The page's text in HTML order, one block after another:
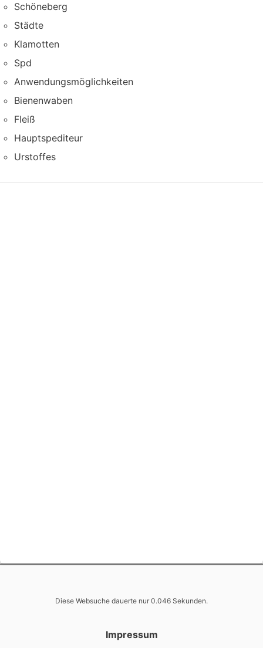
Schöneberg
Städte
Klamotten
Spd
Anwendungsmöglichkeiten
Bienenwaben
Fleiß
Hauptspediteur
Urstoffes
Diese Websuche dauerte nur 0.046 Sekunden.
Impressum